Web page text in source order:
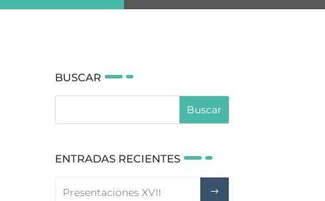
BUSCAR
ENTRADAS RECIENTES
Presentaciones XVII